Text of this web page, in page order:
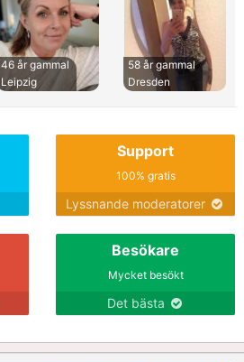
46 år gammal
Leipzig
58 år gammal
Dresden
Support
100% gratis
Lyssnande moderatorer
Besökare
Mycket besökt
Det bästa